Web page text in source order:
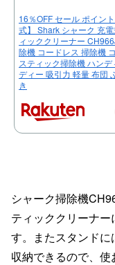
16％OFF セール ポイン
式】 Shark シャーク 充
ィッククリーナー
除機 コードレス 掃除機
スティック掃除機 ハン
ディー 吸引力 軽量 布団
き
シャーク掃除機
ティッククリーナ
す。またスタンド
収納できるので、